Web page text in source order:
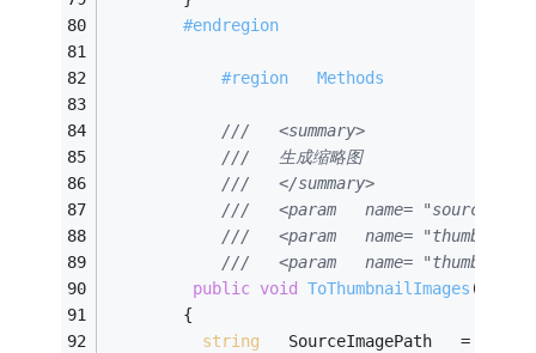
#endregion
#region   Methods
///   <summary>
///   生成缩略图
///   </summary>
///   <param   name=
///   <param   name=
///   <param   name=
public void ToThumbnailImages (
        {
string
SourceImagePath   =